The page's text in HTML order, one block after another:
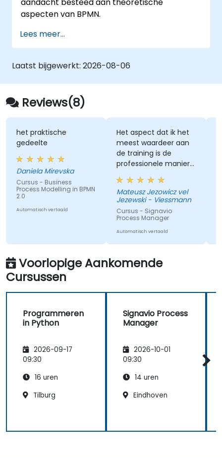
aspecten van BPMN.
Lees meer...
Laatst bijgewerkt: 2026-08-06
Reviews(8)
praktische
Mirevska
- Business
Modelling in BPMN
vertaald
Het aspect dat ik het
meest waardeer aan
de training is de
professionele manier
waarop de kennis door
de trainer wordt
gedeeld.
Mateusz Jezowicz vel
Jezewski - Viessmann
Cursus - Signavio
Process Manager
Automatisch vertaald
Voorlopige Aankomende
Cursussen
Programmeren
in Python
2026-09-17
09:30
16 uren
Tilburg
Signavio Process
Manager
2026-10-01
09:30
14 uren
Eindhoven